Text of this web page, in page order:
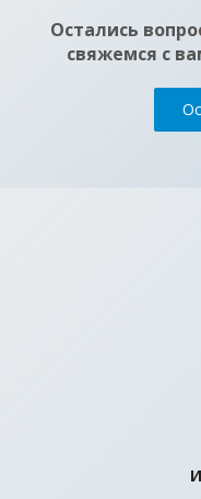
Остались
свяжемся с